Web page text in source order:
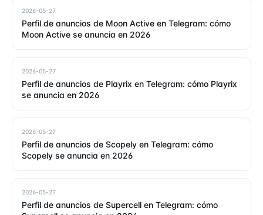
2026-05-27
Perfil de anuncios de Moon Active en Telegram: cómo
Moon Active se anuncia en 2026
2026-05-27
Perfil de anuncios de Playrix en Telegram: cómo Playrix
se anuncia en 2026
2026-05-27
Perfil de anuncios de Scopely en Telegram: cómo
Scopely se anuncia en 2026
2026-05-27
Perfil de anuncios de Supercell en Telegram: cómo